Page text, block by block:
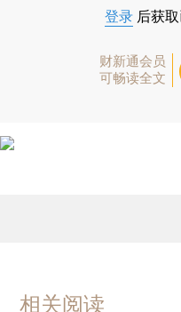
登录 后获
财新通会员
可畅读全文
相关阅读